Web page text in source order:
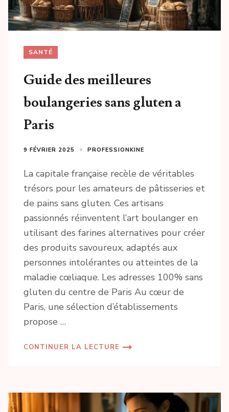
SANTÉ
Guide des meilleures
boulangeries sans gluten a
Paris
9 FÉVRIER 2025 PROFESSIONKINE
La capitale française recèle de véritables
trésors pour les amateurs de pâtisseries et
de pains sans gluten. Ces artisans
passionnés réinventent l’art boulanger en
utilisant des farines alternatives pour créer
des produits savoureux, adaptés aux
personnes intolérantes ou atteintes de la
maladie cœliaque. Les adresses 100% sans
gluten du centre de Paris Au cœur de
Paris, une sélection d’établissements
propose …
CONTINUER LA LECTURE